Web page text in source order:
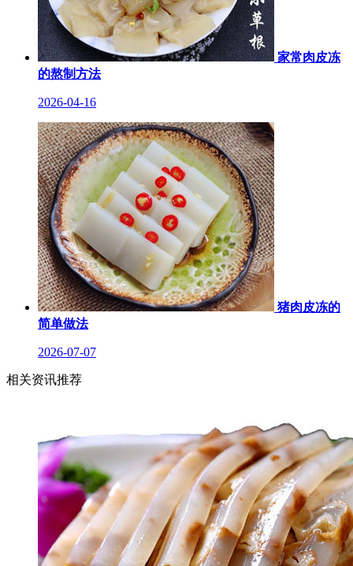
家常肉皮冻
的熬制方法
2026-04-16
猪肉皮冻的
简单做法
2026-07-07
相关资讯推荐